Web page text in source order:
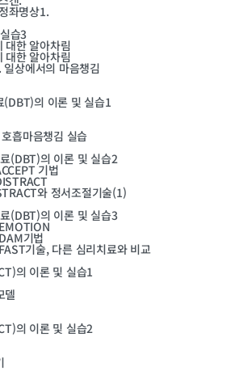
좌명상1.
습3
한 알아차림
대한 알아차림
상에서의 마음챙김
(DBT)의 이론 및 실습1
흡마음챙김 실습
(DBT)의 이론 및 실습2
기법
와 정서조절기술(1)
(DBT)의 이론 및 실습3
기법
기술, 다른 심리치료와 비교
의 이론 및 실습1
델
의 이론 및 실습2